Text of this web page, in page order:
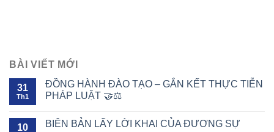
BÀI VIẾT MỚI
31
Th1
ĐỒNG HÀNH ĐÀO TẠO – GẮN KẾT THỰC TIỄN
PHÁP LUẬT 🤝⚖️
10 BIÊN BẢN LẤY LỜI KHAI CỦA ĐƯƠNG SỰ